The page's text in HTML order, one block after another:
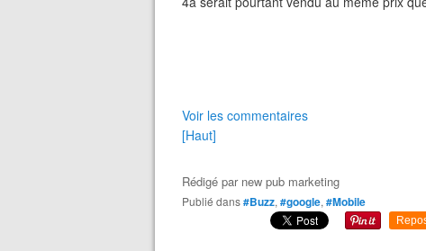
Voir les commentaires
[Haut]
Rédigé par new pub marketing
Publié dans#Buzz, #google, #Mobile